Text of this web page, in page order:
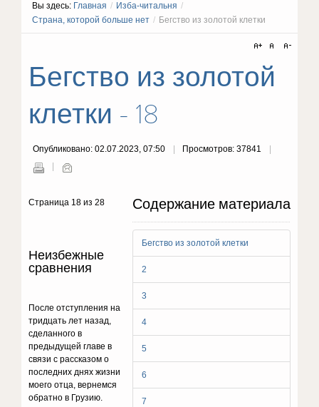
Вы здесь: Главная / Изба-читальня /
Страна, которой больше нет / Бегство из золотой клетки
Бегство из золотой
клетки - 18
Опубликовано: 02.07.2023, 07:50 Просмотров: 37841
Содержание материала
Бегство из золотой клетки
2
3
4
5
6
7
Страница 18 из 28
Неизбежные
сравнения
После отступления на
тридцать лет назад,
сделанного в
предыдущей главе в
связи с рассказом о
последних днях жизни
моего отца, вернемся
обратно в Грузию.